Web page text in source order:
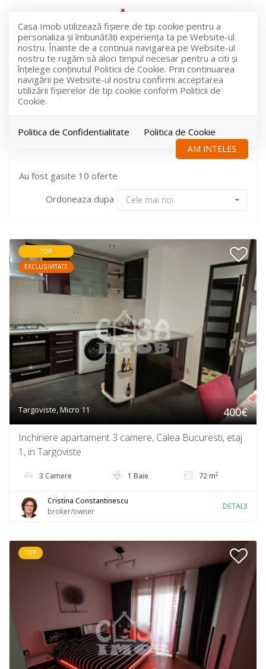
Casa Imob utilizează fişiere de tip cookie pentru a
personaliza și îmbunătăți experiența ta pe Website-ul
nostru. Înainte de a continua navigarea pe Website-ul
nostru te rugăm să aloci timpul necesar pentru a citi și
înțelege conținutul Politicii de Cookie. Prin continuarea
navigării pe Website-ul nostru confirmi acceptarea
utilizării fişierelor de tip cookie conform Politicii de
Cookie.
Politica de Confidentialitate Politica de Cookie
AM INTELES
Filtreaza
Imobiliare de inchiriat
Au fost gasite 10 oferte
Ordoneaza dupa
Cele mai noi
TOP
EXCLUSIVITATE
Targoviste, Micro 11 400€
Inchiriere apartament 3 camere, Calea Bucuresti, etaj
1, in Targoviste
3 Camere 1 Baie 72 m2
Cristina Constantinescu
broker/owner
DETALII
TOP